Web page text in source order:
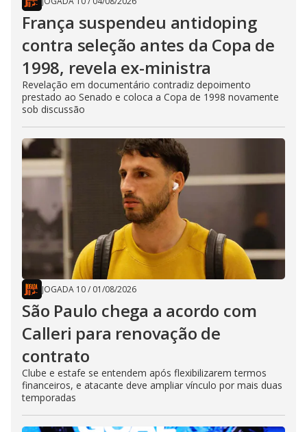
França suspendeu antidoping
contra seleção antes da Copa de
1998, revela ex-ministra
Revelação em documentário contradiz depoimento
prestado ao Senado e coloca a Copa de 1998 novamente
sob discussão
JOGADA 10/ 01/08/2026
São Paulo chega a acordo com
Calleri para renovação de
contrato
Clube e estafe se entendem após flexibilizarem termos
financeiros, e atacante deve ampliar vínculo por mais duas
temporadas